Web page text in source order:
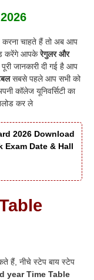
करना चाहते हैं तो अब आप
करेंगे आपकेरेगुलर और
जानकारी दी गई है आप
सबसे पहले आप सभी को
कॉलेज यूनिवर्सिटी का
कर ले
2026 Download
Exam Date & Hall
हैं, नीचे स्टेप बाय स्टेप
year Time Table